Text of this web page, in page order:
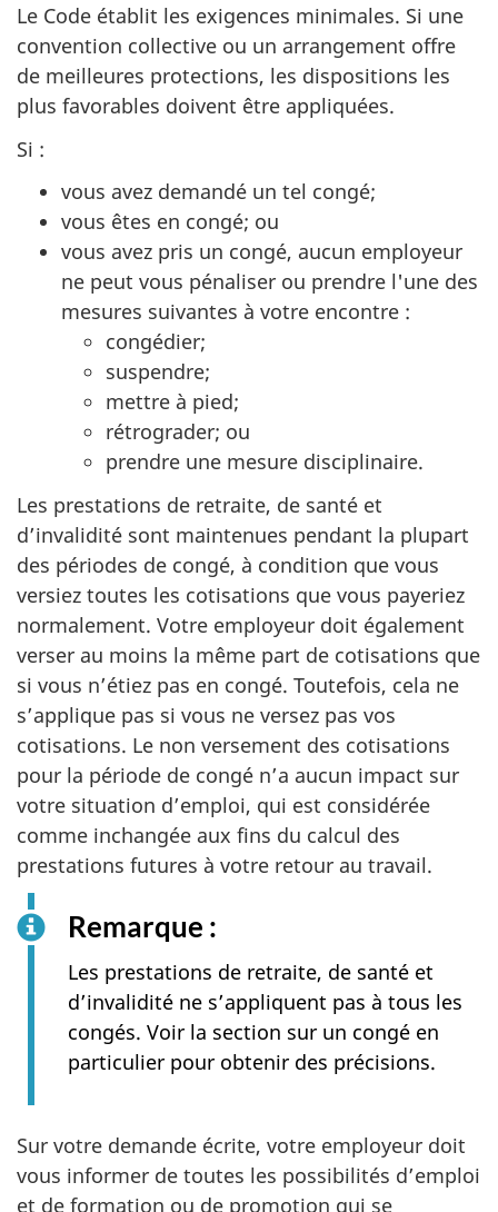
Le Code établit les exigences minimales. Si une
convention collective ou un arrangement offre
de meilleures protections, les dispositions les
plus favorables doivent être appliquées.
Si :
vous avez demandé un tel congé;
vous êtes en congé; ou
vous avez pris un congé, aucun employeur
ne peut vous pénaliser ou prendre l'une des
mesures suivantes à votre encontre :
congédier;
suspendre;
mettre à pied;
rétrograder; ou
prendre une mesure disciplinaire.
Les prestations de retraite, de santé et
d’invalidité sont maintenues pendant la plupart
des périodes de congé, à condition que vous
versiez toutes les cotisations que vous payeriez
normalement. Votre employeur doit également
verser au moins la même part de cotisations que
si vous n’étiez pas en congé. Toutefois, cela ne
s’applique pas si vous ne versez pas vos
cotisations. Le non versement des cotisations
pour la période de congé n’a aucun impact sur
votre situation d’emploi, qui est considérée
comme inchangée aux fins du calcul des
prestations futures à votre retour au travail.
Remarque :
Les prestations de retraite, de santé et
d’invalidité ne s’appliquent pas à tous les
congés. Voir la section sur un congé en
particulier pour obtenir des précisions.
Sur votre demande écrite, votre employeur doit
vous informer de toutes les possibilités d’emploi
et de formation ou de promotion qui se